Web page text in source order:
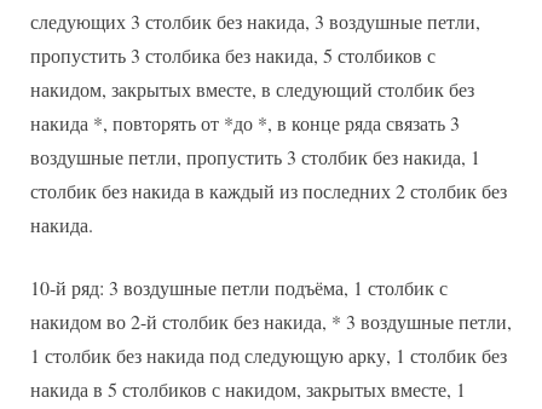
следующих 3 столбик без накида, 3 воздушные петли,
пропустить 3 столбика без накида, 5 столбиков с
накидом, закрытых вместе, в следующий столбик без
накида *, повторять от *до *, в конце ряда связать 3
воздушные петли, пропустить 3 столбик без накида, 1
столбик без накида в каждый из последних 2 столбик без
накида.
10-й ряд: 3 воздушные петли подъёма, 1 столбик с
накидом во 2-й столбик без накида, * 3 воздушные петли,
1 столбик без накида под следующую арку, 1 столбик без
накида в 5 столбиков с накидом, закрытых вместе, 1